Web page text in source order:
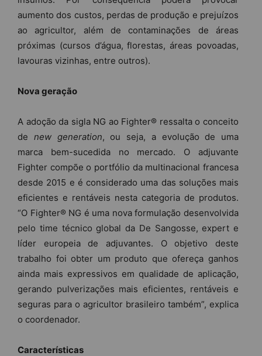
aumento dos custos, perdas de produção e prejuízos
ao agricultor, além de contaminações de áreas
próximas (cursos d’água, florestas, áreas povoadas,
lavouras vizinhas, entre outros).
Nova geração
A adoção da sigla NG ao Fighter® ressalta o conceito
de new generation, ou seja, a evolução de uma
marca bem-sucedida no mercado. O adjuvante
Fighter compõe o portfólio da multinacional francesa
desde 2015 e é considerado uma das soluções mais
eficientes e rentáveis nesta categoria de produtos.
“O Fighter® NG é uma nova formulação desenvolvida
pelo time técnico global da De Sangosse, expert e
líder europeia de adjuvantes. O objetivo deste
trabalho foi obter um produto que ofereça ganhos
ainda mais expressivos em qualidade de aplicação,
gerando pulverizações mais eficientes, rentáveis e
seguras para o agricultor brasileiro também”, explica
o coordenador.
Características